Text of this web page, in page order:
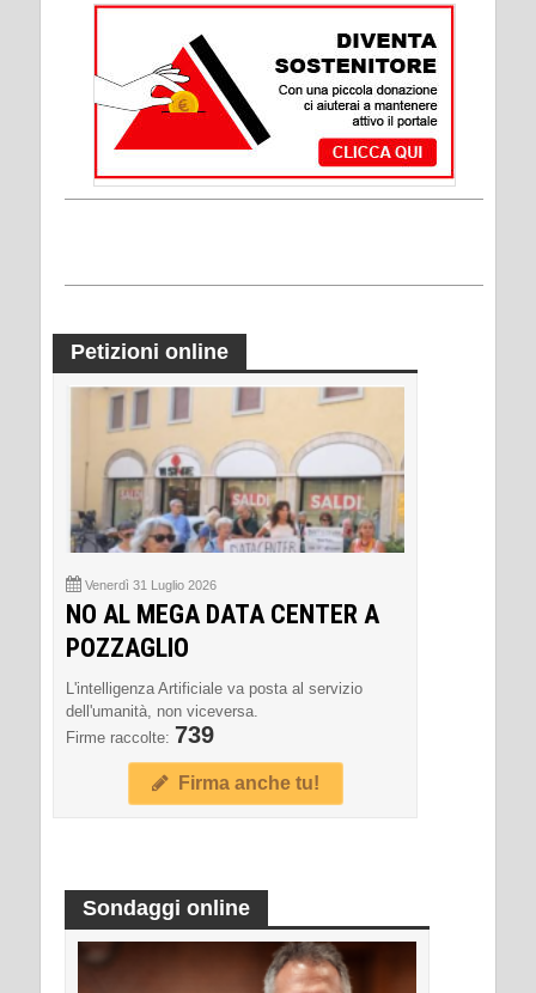
Petizioni online
Venerdì 31 Luglio 2026
NO AL MEGA DATA CENTER A
POZZAGLIO
L'intelligenza Artificiale va posta al servizio
dell'umanità, non viceversa.
Firme raccolte: 739
Firma anche tu!
Sondaggi online